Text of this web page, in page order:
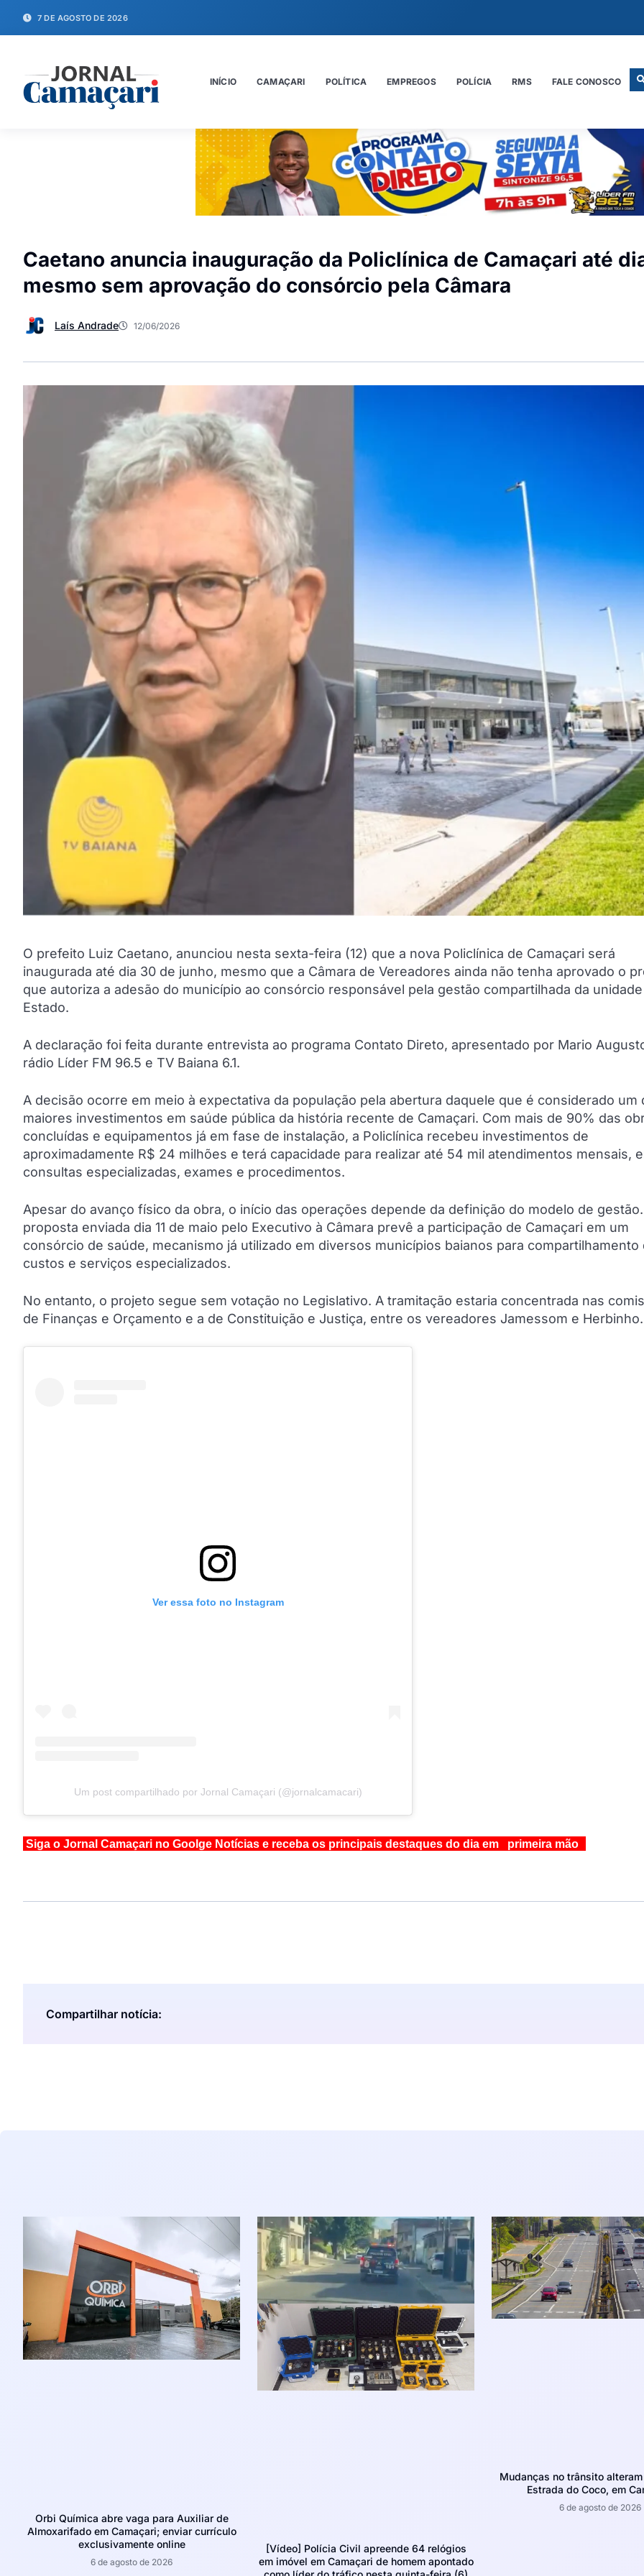
7 DE AGOSTO DE 2026
INÍCIO CAMAÇARI POLÍTICA EMPREGOS POLÍCIA RMS FALE CONOSCO
Caetano anuncia inauguração da Policlínica de Camaçari até
mesmo sem aprovação do consórcio pela Câmara
Laís Andrade 12/06/2026
O prefeito Luiz Caetano, anunciou nesta sexta-feira (12) que a nova Policlínica de Camaçari será
inaugurada até dia 30 de junho, mesmo que a Câmara de Vereadores ainda não tenha aprovado o
que autoriza a adesão do município ao consórcio responsável pela gestão compartilhada da
Estado.
A declaração foi feita durante entrevista ao programa Contato Direto, apresentado por Mario
rádio Líder FM 96.5 e TV Baiana 6.1.
A decisão ocorre em meio à expectativa da população pela abertura daquele que é considerado um
maiores investimentos em saúde pública da história recente de Camaçari. Com mais de 90% das
concluídas e equipamentos já em fase de instalação, a Policlínica recebeu investimentos de
aproximadamente R$ 24 milhões e terá capacidade para realizar até 54 mil atendimentos mensais,
consultas especializadas, exames e procedimentos.
Apesar do avanço físico da obra, o início das operações depende da definição do modelo de
proposta enviada dia 11 de maio pelo Executivo à Câmara prevê a participação de Camaçari em um
consórcio de saúde, mecanismo já utilizado em diversos municípios baianos para compartilhamento
custos e serviços especializados.
No entanto, o projeto segue sem votação no Legislativo. A tramitação estaria concentrada nas
de Finanças e Orçamento e a de Constituição e Justiça, entre os vereadores Jamessom e Herbinho.
Ver essa foto no Instagram
Um post compartilhado por Jornal Camaçari (@jornalcamacari)
Siga o Jornal Camaçari no Goolge Notícias e receba os principais destaques do dia em primeira mão
Compartilhar notícia:
Orbi Química abre vaga para Auxiliar de
Almoxarifado em Camaçari; enviar currículo
exclusivamente online
6 de agosto de 2026
[Vídeo] Polícia Civil apreende 64 relógios
em imóvel em Camaçari de homem apontado
Mudanças no trânsito
Estrada do Coco, em
6 de agosto de 2026